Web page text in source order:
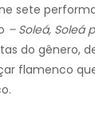
sete
– Soleá, Soleá
do gênero,
flamenco